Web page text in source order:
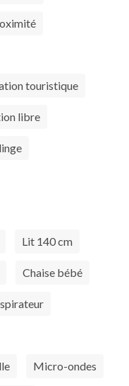
touristique
libre
Lit 140 cm
Chaise bébé
Micro-ondes